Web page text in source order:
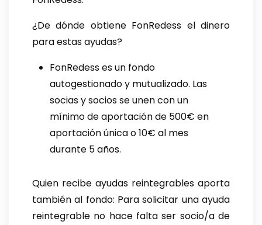
¿De dónde obtiene FonRedess el dinero
para estas ayudas?
FonRedess es un fondo
autogestionado y mutualizado. Las
socias y socios se unen con un
mínimo de aportación de 500€ en
aportación única o 10€ al mes
durante 5 años.
Quien recibe ayudas reintegrables aporta
también al fondo: Para solicitar una ayuda
reintegrable no hace falta ser socio/a de